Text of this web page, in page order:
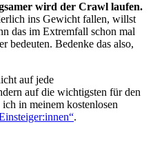
wird der Crawl laufen.
ins Gewicht fallen, willst
das im Extremfall schon mal
bedeuten. Bedenke das also,
auf jede
auf die wichtigsten für den
in meinem kostenlosen
.